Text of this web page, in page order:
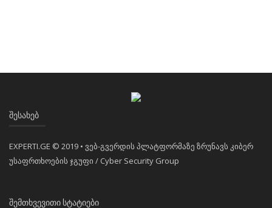
ᲨᲔᲡᲐᲮᲔᲑ
EXPERTI.GE © 2019 • ვებ-გვერდის პლატფორმაზე ზრუნავს კიბერ
უსაფრთხოების ჯგუფი / Cyber Security Group
ᲨᲔᲛᲗᲮᲕᲔᲕᲘᲗᲘ ᲡᲢᲐᲢᲘᲔᲑᲘ